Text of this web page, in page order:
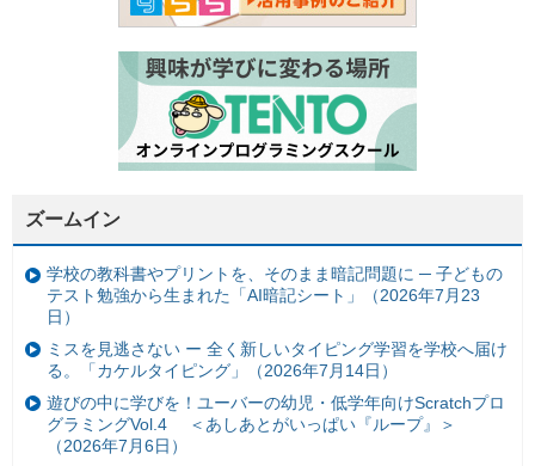
ズームイン
学校の教科書やプリントを、そのまま暗記問題に ─ 子どもの
テスト勉強から生まれた「AI暗記シート」（2026年7月23
日）
ミスを見逃さない ー 全く新しいタイピング学習を学校へ届け
る。「カケルタイピング」（2026年7月14日）
遊びの中に学びを！ユーバーの幼児・低学年向けScratchプロ
グラミングVol.4 ＜あしあとがいっぱい『ループ』＞
（2026年7月6日）